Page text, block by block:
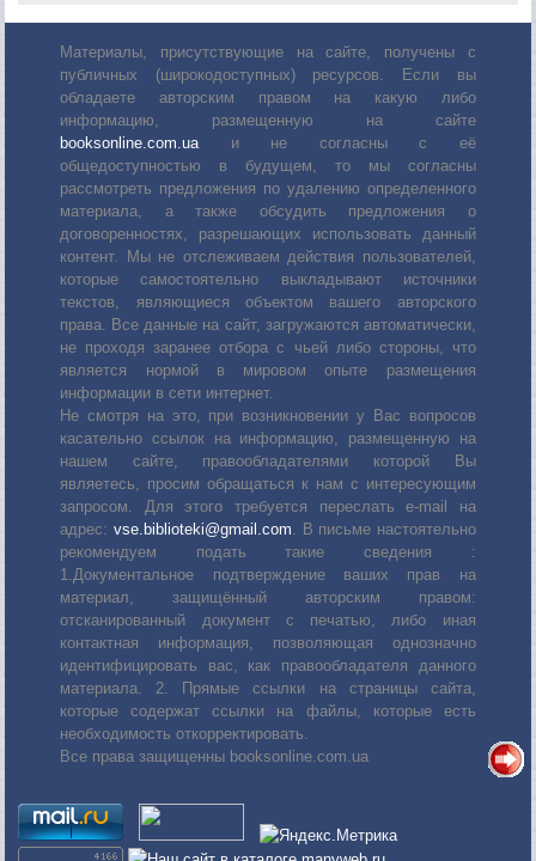
Материалы, присутствующие на сайте, получены с
публичных (широкодоступных) ресурсов. Если вы
обладаете авторским правом на какую либо
информацию, размещенную на сайте
booksonline.com.uaи не согласны с её
общедоступностью в будущем, то мы согласны
рассмотреть предложения по удалению определенного
материала, а также обсудить предложения о
договоренностях, разрешающих использовать данный
контент. Мы не отслеживаем действия пользователей,
которые самостоятельно выкладывают источники
текстов, являющиеся объектом вашего авторского
права. Все данные на сайт, загружаются автоматически,
не проходя заранее отбора с чьей либо стороны, что
является нормой в мировом опыте размещения
информации в сети интернет.
Не смотря на это, при возникновении у Вас вопросов
касательно ссылок на информацию, размещенную на
нашем сайте, правообладателями которой Вы
являетесь, просим обращаться к нам с интересующим
запросом. Для этого требуется переслать е-mail на
адрес: vse.biblioteki@gmail.com. В письме настоятельно
рекомендуем подать такие сведения :
1.Документальное подтверждение ваших прав на
материал, защищённый авторским правом:
отсканированный документ с печатью, либо иная
контактная информация, позволяющая однозначно
идентифицировать вас, как правообладателя данного
материала. 2. Прямые ссылки на страницы сайта,
которые содержат ссылки на файлы, которые есть
необходимость откорректировать.
Все права защищенны booksonline.com.ua